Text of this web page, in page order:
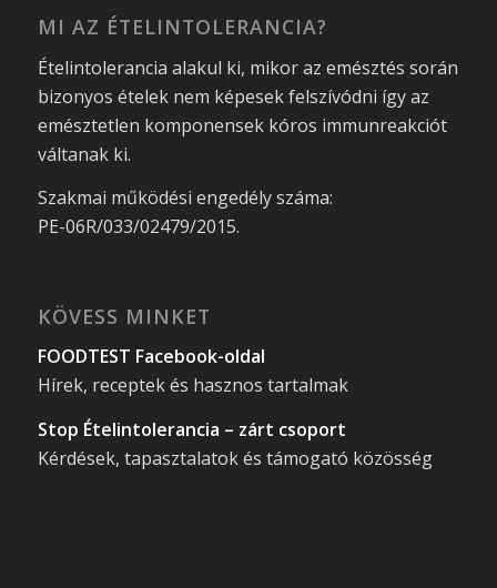
MI AZ ÉTELINTOLERANCIA?
Ételintolerancia alakul ki, mikor az emésztés során
bizonyos ételek nem képesek felszívódni így az
emésztetlen komponensek kóros immunreakciót
váltanak ki.
Szakmai működési engedély száma:
PE-06R/033/02479/2015.
KÖVESS MINKET
FOODTEST Facebook-oldal
Hírek, receptek és hasznos tartalmak
Stop Ételintolerancia – zárt csoport
Kérdések, tapasztalatok és támogató közösség